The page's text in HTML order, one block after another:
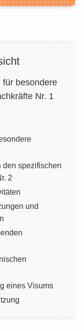
besondere
Nr. 1
den spezifischen
2
und
eines Visums